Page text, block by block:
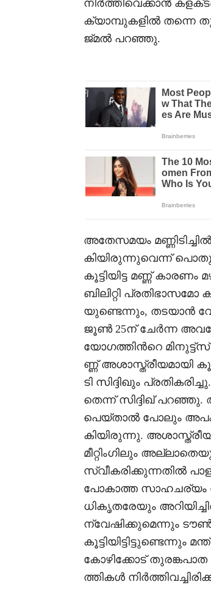
നിർത്തിവെക്കാൻ
ക്യാമ്പുകളിൽ തന്നെ
ജ്‌മൽ പറഞ്ഞു.
അതേസമയം
കിയിരുന്നുവെന്ന്
കൂട്ടിയിട്ട മണ്ണ്
ബിലിറ്റി
യുണ്ടെന്നും, തടയാൻ
ജൂൺ 25ന് ചേർന്ന
യോഗത്തിന്‍റെ
ണ്ണ് അശാസ്ത്രീയമായി
ടി സിദ്ദിഖും
തെന്ന് സിദ്ദിഖ് പറഞ്ഞു.
പെയ്താൽ പോലും
കിയിരുന്നു.
മീറ്റിംഗിലും
സ്വീകരിക്കുന്നതിൽ
പോകാത്ത സാഹചര്യം
ധികൃതരേയും
ന്വേഷിക്കുമെന്നും
കോഴിക്കോട്
ത്തികൾ